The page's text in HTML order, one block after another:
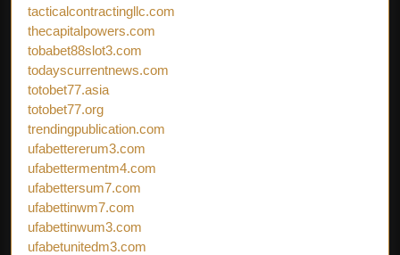
tacticalcontractingllc.com
thecapitalpowers.com
tobabet88slot3.com
todayscurrentnews.com
totobet77.asia
totobet77.org
trendingpublication.com
ufabettererum3.com
ufabettermentm4.com
ufabettersum7.com
ufabettinwm7.com
ufabettinwum3.com
ufabetunitedm3.com